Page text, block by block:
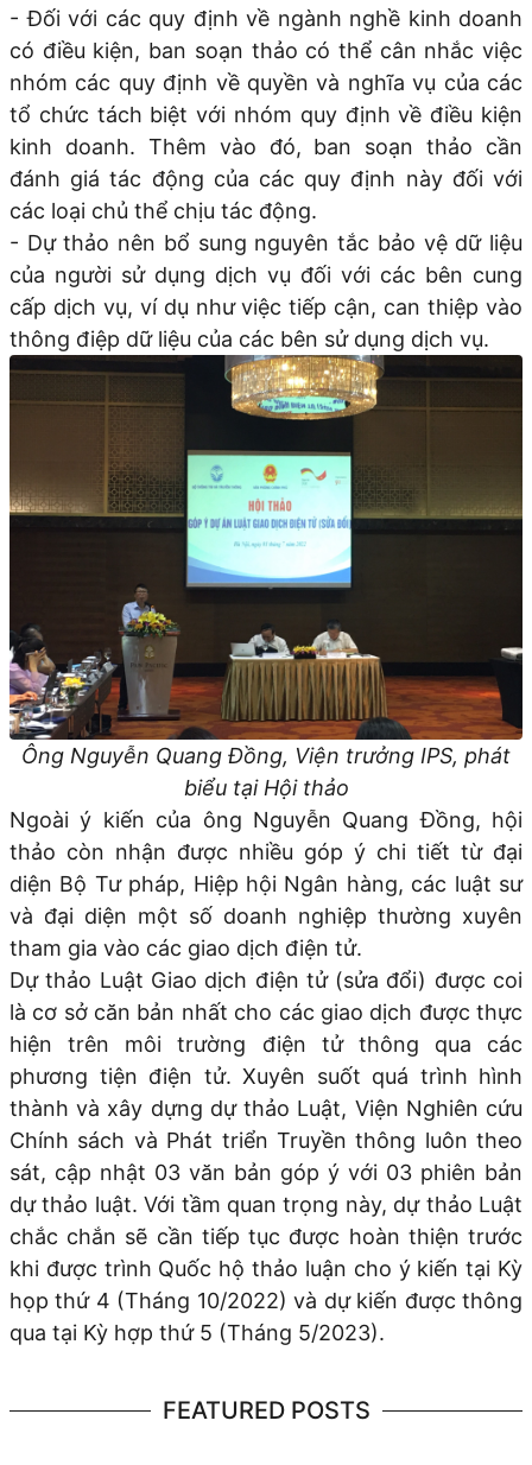
- Đối với các quy định về ngành nghề kinh doanh
có điều kiện, ban soạn thảo có thể cân nhắc việc
nhóm các quy định về quyền và nghĩa vụ của các
tổ chức tách biệt với nhóm quy định về điều kiện
kinh doanh. Thêm vào đó, ban soạn thảo cần
đánh giá tác động của các quy định này đối với
các loại chủ thể chịu tác động.
- Dự thảo nên bổ sung nguyên tắc bảo vệ dữ liệu
của người sử dụng dịch vụ đối với các bên cung
cấp dịch vụ, ví dụ như việc tiếp cận, can thiệp vào
thông điệp dữ liệu của các bên sử dụng dịch vụ.
Ông Nguyễn Quang Đồng, Viện trưởng IPS, phát
biểu tại Hội thảo
Ngoài ý kiến của ông Nguyễn Quang Đồng, hội
thảo còn nhận được nhiều góp ý chi tiết từ đại
diện Bộ Tư pháp, Hiệp hội Ngân hàng, các luật sư
và đại diện một số doanh nghiệp thường xuyên
tham gia vào các giao dịch điện tử.
Dự thảo Luật Giao dịch điện tử (sửa đổi) được coi
là cơ sở căn bản nhất cho các giao dịch được thực
hiện trên môi trường điện tử thông qua các
phương tiện điện tử. Xuyên suốt quá trình hình
thành và xây dựng dự thảo Luật, Viện Nghiên cứu
Chính sách và Phát triển Truyền thông luôn theo
sát, cập nhật 03 văn bản góp ý với 03 phiên bản
dự thảo luật. Với tầm quan trọng này, dự thảo Luật
chắc chắn sẽ cần tiếp tục được hoàn thiện trước
khi được trình Quốc hộ thảo luận cho ý kiến tại Kỳ
họp thứ 4 (Tháng 10/2022) và dự kiến được thông
qua tại Kỳ hợp thứ 5 (Tháng 5/2023).
FEATURED POSTS